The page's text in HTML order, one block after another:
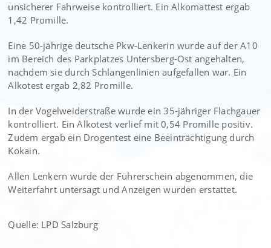
unsicherer Fahrweise kontrolliert. Ein Alkomattest ergab
1,42 Promille.
Eine 50-jährige deutsche Pkw-Lenkerin wurde auf der A10
im Bereich des Parkplatzes Untersberg-Ost angehalten,
nachdem sie durch Schlangenlinien aufgefallen war. Ein
Alkotest ergab 2,82 Promille.
In der Vogelweiderstraße wurde ein 35-jähriger Flachgauer
kontrolliert. Ein Alkotest verlief mit 0,54 Promille positiv.
Zudem ergab ein Drogentest eine Beeinträchtigung durch
Kokain.
Allen Lenkern wurde der Führerschein abgenommen, die
Weiterfahrt untersagt und Anzeigen wurden erstattet.
Quelle: LPD Salzburg